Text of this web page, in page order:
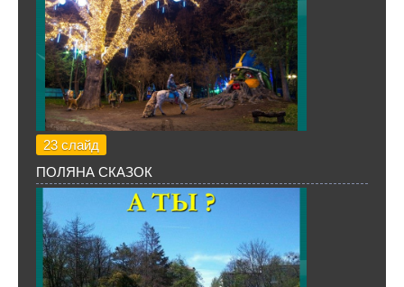
23 слайд
ПОЛЯНА СКАЗОК